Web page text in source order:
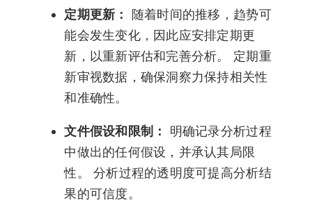
定期更新： 随着时间的推移，趋势可
能会发生变化，因此应安排定期更
新，以重新评估和完善分析。 定期重
新审视数据，确保洞察力保持相关性
和准确性。
文件假设和限制： 明确记录分析过程
中做出的任何假设，并承认其局限
性。 分析过程的透明度可提高分析结
果的可信度。